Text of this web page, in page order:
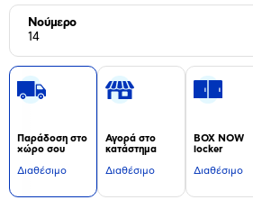
Νούμερο
14
Παράδοση στο
χώρο σου
Διαθέσιμο
Αγορά στο
κατάστημα
Διαθέσιμο
BOX NOW
locker
Διαθέσιμο